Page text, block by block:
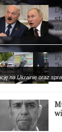
na Ukrainie oraz